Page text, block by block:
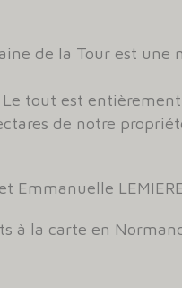
de la Tour est
tout est
de notre
Emmanuelle
à la carte en